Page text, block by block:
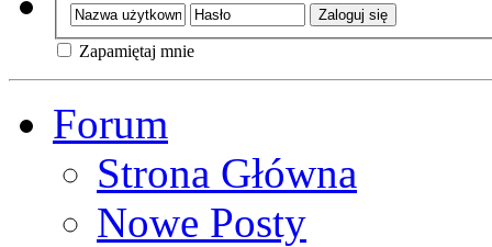
Zapamiętaj mnie
Forum
Strona Główna
Nowe Posty